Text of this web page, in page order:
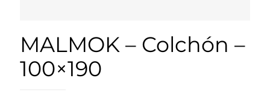
MALMOK – Colchón –
100×190